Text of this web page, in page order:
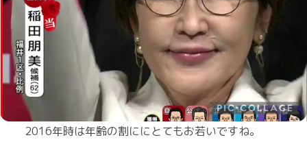
2016年時は年齢の割ににとてもお若いですね。